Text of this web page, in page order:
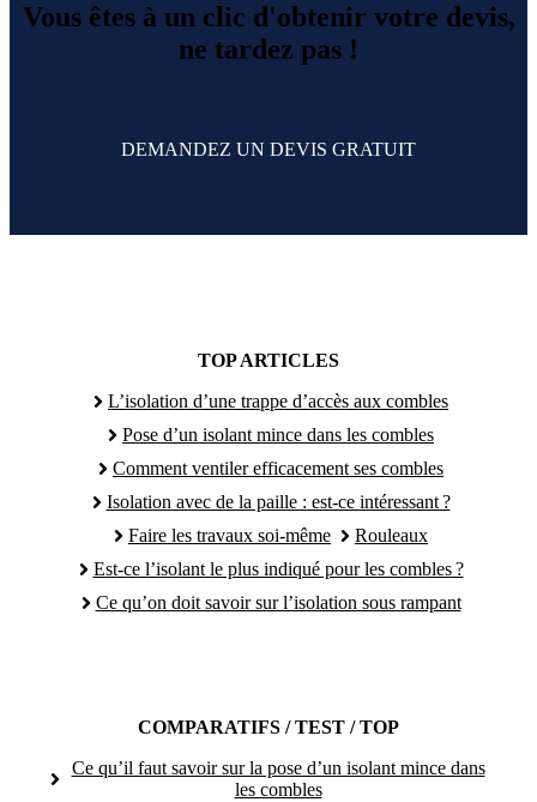
Vous êtes à un clic d'obtenir votre devis,
ne tardez pas !
DEMANDEZ UN DEVIS GRATUIT
TOP ARTICLES
L’isolation d’une trappe d’accès aux combles
Pose d’un isolant mince dans les combles
Comment ventiler efficacement ses combles
Isolation avec de la paille : est-ce intéressant ?
Faire les travaux soi-même
Rouleaux
Est-ce l’isolant le plus indiqué pour les combles ?
Ce qu’on doit savoir sur l’isolation sous rampant
COMPARATIFS / TEST / TOP
Ce qu’il faut savoir sur la pose d’un isolant mince dans
les combles